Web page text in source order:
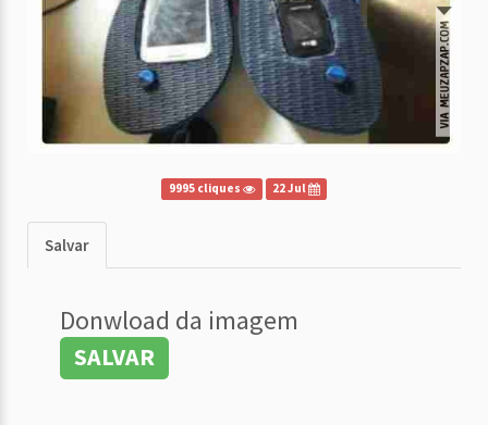
9995 cliques 22 Jul
Salvar
Donwload da imagem
SALVAR